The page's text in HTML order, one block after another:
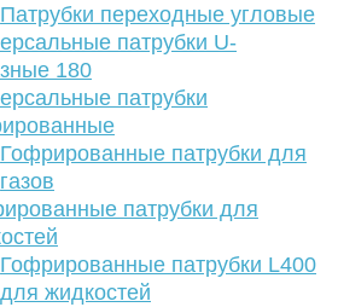
Патрубки переходные угловые
патрубки U-
180
патрубки
Гофрированные патрубки для
газов
патрубки для
Гофрированные патрубки L400
для жидкостей